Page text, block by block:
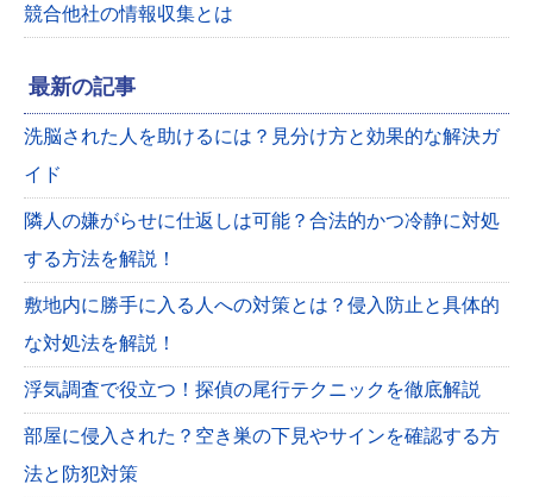
競合他社の情報収集とは
最新の記事
洗脳された人を助けるには？見分け方と効果的な解決ガ
イド
隣人の嫌がらせに仕返しは可能？合法的かつ冷静に対処
する方法を解説！
敷地内に勝手に入る人への対策とは？侵入防止と具体的
な対処法を解説！
浮気調査で役立つ！探偵の尾行テクニックを徹底解説
部屋に侵入された？空き巣の下見やサインを確認する方
法と防犯対策